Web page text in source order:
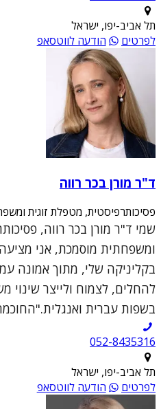
תל אביב-יפו, ישראל
לפרטים
הודעה לווטסאפ
ד"ר מורן בכר רווה
פסיכותרפיסטית, מטפלת זוגית
שמי ד"ר מורן בכר רווה,
ומשפחתית מוסמכת, אני
בקליניקה שלי, מתוך אמונה
להחלים, לצמוח ולייצר שינוי
בשפות עברית
052-8435316
תל אביב-יפו, ישראל
לפרטים
הודעה לווטסאפ